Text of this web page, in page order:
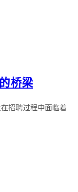
桥梁
招聘过程中面临着